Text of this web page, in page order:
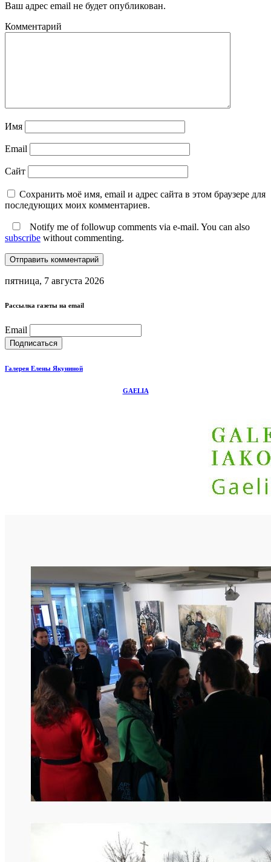
Ваш адрес email не будет опубликован.
Комментарий
Имя
Email
Сайт
Сохранить моё имя, email и адрес сайта в этом браузере для
последующих моих комментариев.
Notify me of followup comments via e-mail. You can also
subscribe without commenting.
пятница, 7 августа 2026
Рассылка газеты на email
Email
Галерея Елены Якуниной
GAELIA